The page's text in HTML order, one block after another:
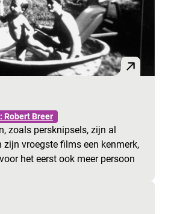
Robert Breer
zoals persknipsels, zijn al
vroegste films een kenmerk,
het eerst ook meer persoon